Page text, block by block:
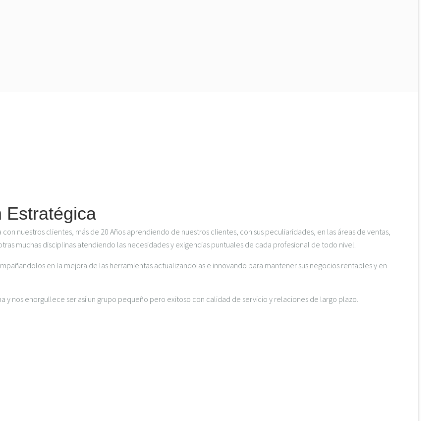
Estratégica
nuestros clientes, más de 20 Años aprendiendo de nuestros clientes, con sus peculiaridades, en las áreas de ventas,
muchas disciplinas atendiendo las necesidades y exigencias puntuales de cada profesional de todo nivel.
en la mejora de las herramientas actualizandolas e innovando para mantener sus negocios rentables y en
y nos enorgullece ser así un grupo pequeño pero exitoso con calidad de servicio y relaciones de largo plazo.